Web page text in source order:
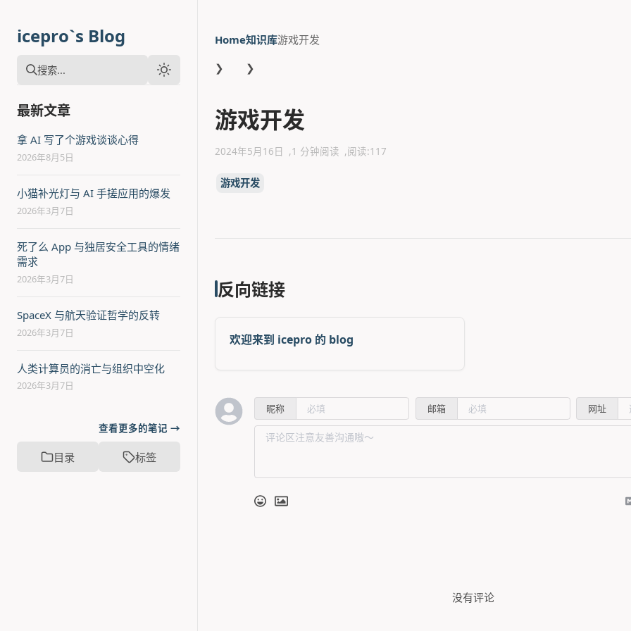
icepro`s Blog
搜索...
最新文章
拿 AI 写了个游戏谈谈心得
2026年8月5日
小猫补光灯与 AI 手搓应用的爆发
2026年3月7日
死了么 App 与独居安全工具的情绪
需求
2026年3月7日
SpaceX 与航天验证哲学的反转
2026年3月7日
人类计算员的消亡与组织中空化
2026年3月7日
查看更多的笔记 →
目录 标签
Home
❯
知识库
❯
游戏开发
游戏开发
2024年5月16日 1 分钟阅读 阅读:117
游戏开发
反向链接
欢迎来到 icepro 的 blog
昵称 邮箱 网址
没有评论